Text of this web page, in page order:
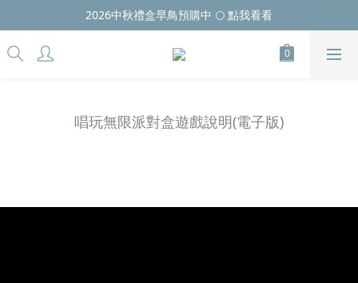
2026中秋禮盒早鳥預購中 🌕 點我看看
唱玩無限派對盒遊戲說明(電子版)